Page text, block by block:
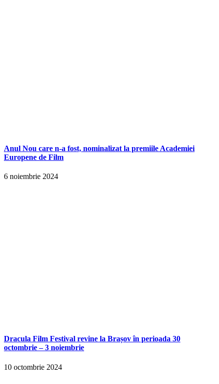
Anul Nou care n-a fost, nominalizat la premiile Academiei
Europene de Film
6 noiembrie 2024
Dracula Film Festival revine la Brașov în perioada 30
octombrie – 3 noiembrie
10 octombrie 2024